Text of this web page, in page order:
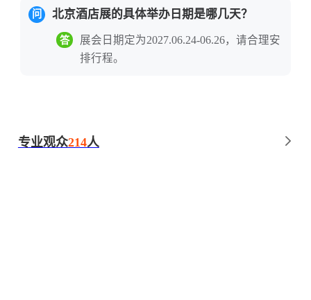
际化、数字化、绿色化转型的发展先机。
知名展商
东方宝石、维尼森、阿诺玛、万维罗盘、
问 北京酒店展的具体举办日期是哪几天？
答
展会日期定为2027.06.24-06.26，请合理安
排行程。
专业观众214人